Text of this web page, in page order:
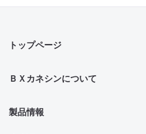
トップページ
ＢＸカネシンについて
製品情報